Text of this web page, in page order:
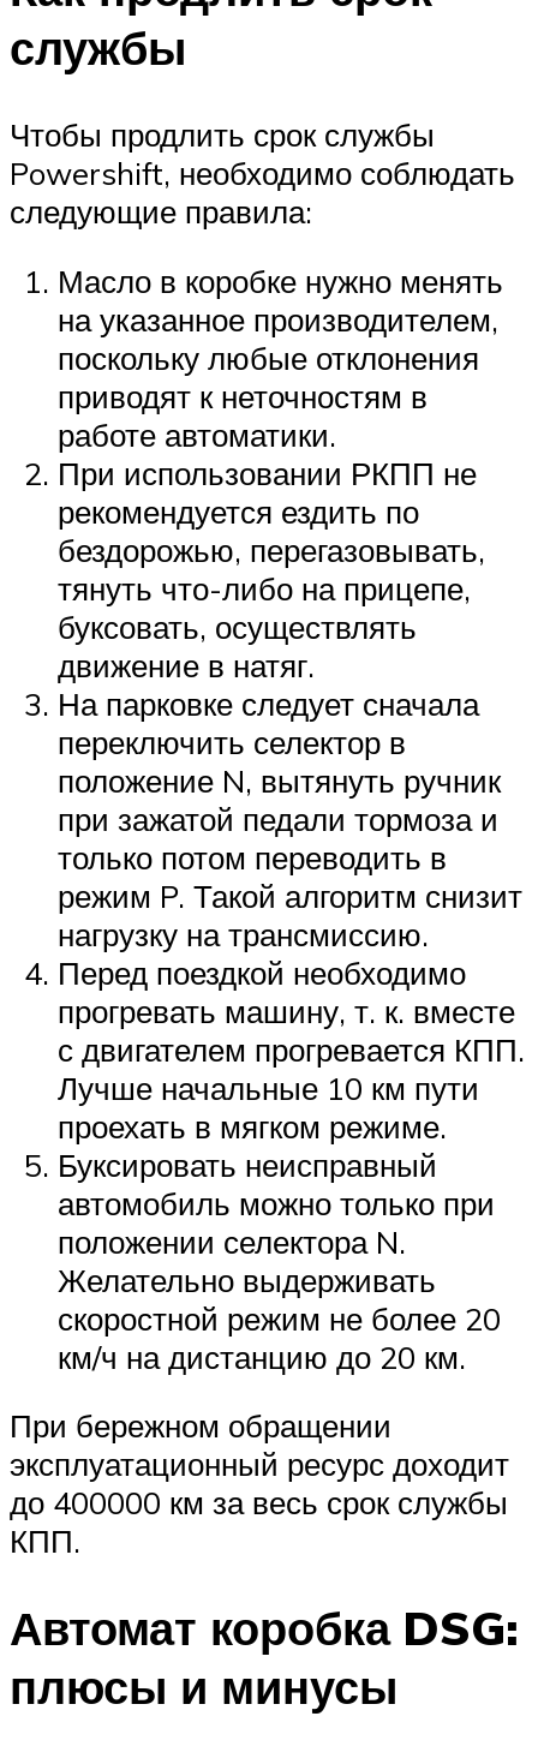
службы
Чтобы продлить срок службы
Powershift, необходимо соблюдать
следующие правила:
Масло в коробке нужно менять
на указанное производителем,
поскольку любые отклонения
приводят к неточностям в
работе автоматики.
При использовании РКПП не
рекомендуется ездить по
бездорожью, перегазовывать,
тянуть что-либо на прицепе,
буксовать, осуществлять
движение в натяг.
На парковке следует сначала
переключить селектор в
положение N, вытянуть ручник
при зажатой педали тормоза и
только потом переводить в
режим P. Такой алгоритм снизит
нагрузку на трансмиссию.
Перед поездкой необходимо
прогревать машину, т. к. вместе
с двигателем прогревается КПП.
Лучше начальные 10 км пути
проехать в мягком режиме.
Буксировать неисправный
автомобиль можно только при
положении селектора N.
Желательно выдерживать
скоростной режим не более 20
км/ч на дистанцию до 20 км.
При бережном обращении
эксплуатационный ресурс доходит
до 400000 км за весь срок службы
КПП.
Автомат коробка DSG:
плюсы и минусы